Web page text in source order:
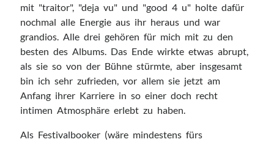
mit "traitor", "deja vu" und "good 4 u" holte dafür
nochmal alle Energie aus ihr heraus und war
grandios. Alle drei gehören für mich mit zu den
besten des Albums. Das Ende wirkte etwas abrupt,
als sie so von der Bühne stürmte, aber insgesamt
bin ich sehr zufrieden, vor allem sie jetzt am
Anfang ihrer Karriere in so einer doch recht
intimen Atmosphäre erlebt zu haben.
Als Festivalbooker (wäre mindestens fürs